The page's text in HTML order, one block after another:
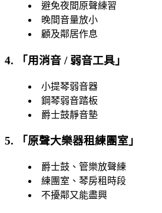
避免夜間原聲練習
晚間音量放小
顧及鄰居作息
4. 「 用消音 / 弱音工具 」
小提琴弱音器
鋼琴弱音踏板
爵士鼓靜音墊
5. 「 原聲大樂器租練團室 」
爵士鼓、管樂放聲練
練團室、琴房租時段
不擾鄰又能盡興